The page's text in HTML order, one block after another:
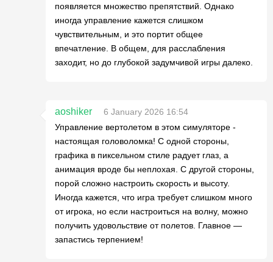
появляется множество препятствий. Однако
иногда управление кажется слишком
чувствительным, и это портит общее
впечатление. В общем, для расслабления
заходит, но до глубокой задумчивой игры далеко.
aoshiker
6 January 2026 16:54
Управление вертолетом в этом симуляторе -
настоящая головоломка! С одной стороны,
графика в пиксельном стиле радует глаз, а
анимация вроде бы неплохая. С другой стороны,
порой сложно настроить скорость и высоту.
Иногда кажется, что игра требует слишком много
от игрока, но если настроиться на волну, можно
получить удовольствие от полетов. Главное —
запастись терпением!